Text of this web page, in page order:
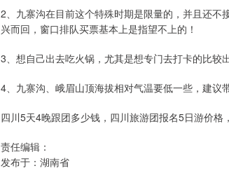
2、九寨沟在目前这个特殊时期是限量的，并且还
兴而回，窗口排队买票基本上是指望不上的！
3、想自己出去吃火锅，尤其是想专门去打卡的比较
4、九寨沟、峨眉山顶海拔相对气温要低一些，建议
四川5天4晚跟团多少钱，四川旅游团报名5日游价格
责任编辑：
发布于：湖南省